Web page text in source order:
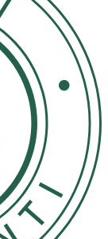
AVENA
GUM,
*Certified